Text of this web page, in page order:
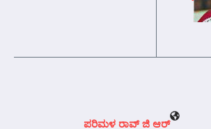
ಪರಿಮಳ ರಾವ್ ಜಿ ಆರ್‍